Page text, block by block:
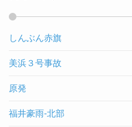
しんぶん赤旗
美浜３号事故
原発
福井豪雨-北部